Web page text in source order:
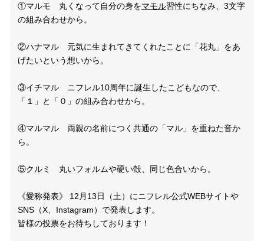
①マルモ 丸くなって自分の身をマモル習性にちなみ、 3文字
の組み合わせから。
②ハナマル 元気に生まれてきてくれたことに「花丸」をあ
げたいという想いから。
③イチマル ニフレル10周年に誕生したこどもなので、
「１」と「０」の組み合わせから。
④マルマル 両親の名前につく共通の「マル」を重ねた音か
ら。
⑤クルミ 丸いフォルムや硬い殻、同じ色合いから。
《愛称発表》 12月13日（土）にニフレル公式WEBサイトや
SNS（X、 Instagram）で発表します。
皆様の投票をお待ちしております！